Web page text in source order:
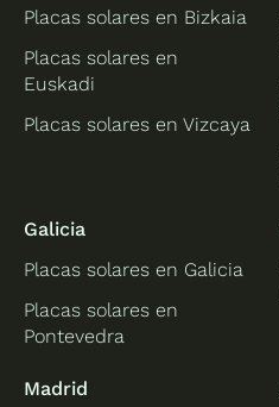
Placas solares en Bizkaia
Placas solares en
Euskadi
Placas solares en Vizcaya
Galicia
Placas solares en Galicia
Placas solares en
Pontevedra
Madrid